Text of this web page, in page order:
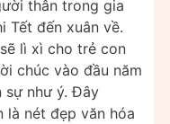
thân trong gia
Tết đến xuân về.
lì xì cho trẻ con
chúc vào đầu năm
sự như ý. Đây
là nét đẹp văn hóa